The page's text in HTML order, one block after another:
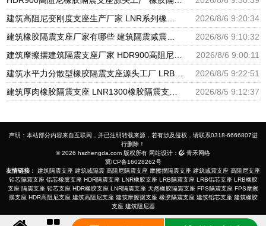
建筑高阻尼变刚度支座生产厂家 LNR系列橡胶隔震支座源头工厂 HDR900高阻尼隔震支座
2026/8/6 9:20:34
建筑橡胶隔震支座厂家有哪些 建筑隔震减震隔震支座源头工厂 LNR1300天然隔震支座生产厂家
2026/8/6 9:10:32
建筑摩擦摆建筑隔震支座厂家 HDR900高阻尼橡胶支座多少钱 橡胶隔震支座供应商源头工厂
2026/8/6 9:00:11
建筑水平力分散型橡胶隔震支座源头工厂 LRB隔震支座 隔震支座LRB1200厂家
2026/8/5 9:22:51
建筑厚肉橡胶隔震支座 LNR1300橡胶隔震支座 建筑分散力型橡胶隔震支座源头工厂
2026/8/5 9:12:37
声明：本站部分内容来自互联网，并已注明转载来源，若有涉及侵权，请联系0318-6666807进
行删除！
© 2026 hszhengda.com 版权所有 网站设计：
青禾网络
冀ICP备16028262号
友情链接：
建筑隔震支座 建筑减隔震 高阻尼隔震支座 摩擦摆隔震支座 建筑减震支座 高阻尼支座
铅芯隔震支座 铅芯橡胶支座 HDR隔震支座 LNR橡胶支座 LRB隔震支座 LRB铅芯支座 LRB橡胶
支座 隔震支座 铅芯支座 HDR橡胶支座 LNR隔震支座 天然橡胶隔震支座 FPS隔震支座 FPS摩擦
摆支座 HDR高阻尼支座 建筑高阻尼支座 建筑摩擦摆支座 橡胶隔震支座 建筑铅芯支座 建筑橡胶
支座 建筑阻尼器